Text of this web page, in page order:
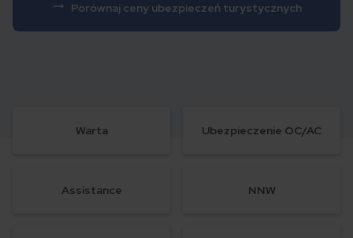
Porównaj ceny ubezpieczeń turystycznych
Warta Ubezpieczenie OC/AC
Assistance NNW